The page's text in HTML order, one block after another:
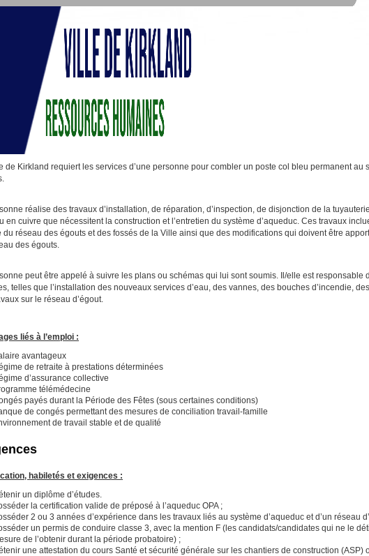
de Kirkland requiert les services d’une personne pour combler un poste col bleu permanent au
réalise des travaux d’installation, de réparation, d’inspection, de disjonction de la
en cuivre que nécessitent la construction et l’entretien du système d’aqueduc. Ces travaux
du réseau des égouts et des fossés de la Ville ainsi que des modifications qui doivent être
des égouts.
peut être appelé à suivre les plans ou schémas qui lui sont soumis. Il/elle est responsable
telles que l’installation des nouveaux services d’eau, des vannes, des bouches d’incendie,
sur le réseau d’égout.
liés à l’emploi :
avantageux
de retraite à prestations déterminées
d’assurance collective
télémédecine
payés durant la Période des Fêtes (sous certaines conditions)
de congés permettant des mesures de conciliation travail-famille
de travail stable et de qualité
habiletés et exigences :
un diplôme d’études.
la certification valide de préposé à l’aqueduc OPA ;
2 ou 3 années d’expérience dans les travaux liés au système d’aqueduc et d’un réseau
un permis de conduire classe 3, avec la mention F (les candidats/candidates qui ne le
de l’obtenir durant la période probatoire) ;
une attestation du cours Santé et sécurité générale sur les chantiers de construction (ASP)